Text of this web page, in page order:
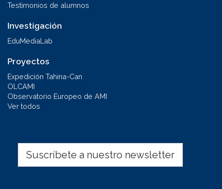
Testimonios de alumnos
Investigación
EduMediaLab
Proyectos
Expedición Tahina-Can
OLCAMI
Observatorio Europeo de AMI
Ver todos
Suscríbete a nuestro newsletter